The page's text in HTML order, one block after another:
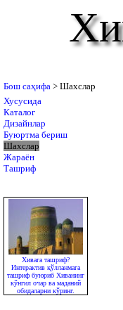
Бош саҳифа > Шахслар
Хусусида
Каталог
Дизайнлар
Буюртма бериш
Шахслар
Жараён
Ташриф
Хивага ташриф?
Интерактив қўлланмага
ташриф буюриб Хиванинг
кўнгил очар ва маданий
обидаларни кўринг.